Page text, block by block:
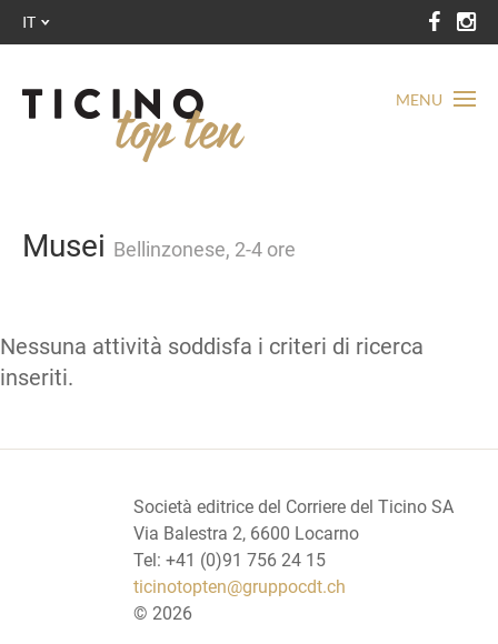
MENU
IT
Musei Bellinzonese, 2-4 ore
Nessuna attività soddisfa i criteri di ricerca
inseriti.
Società editrice del Corriere del Ticino SA
Via Balestra 2, 6600 Locarno
Tel: +41 (0)91 756 24 15
ticinotopten@gruppocdt.ch
© 2026